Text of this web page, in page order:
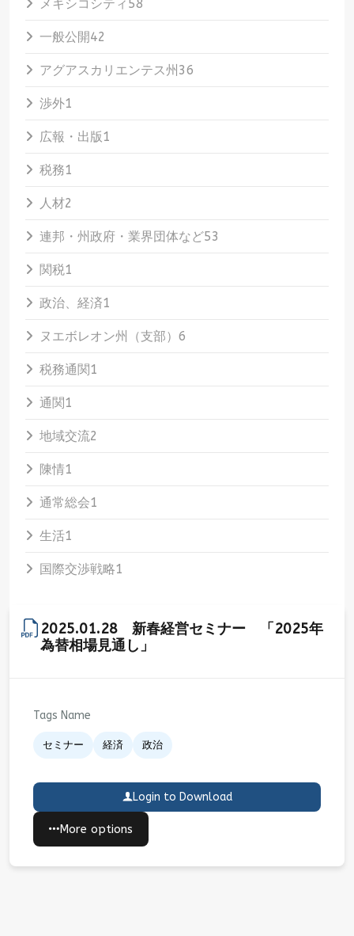
メキシコシティ 58
一般公開42
アグアスカリエンテス州 36
渉外1
広報・出版1
税務1
人材2
連邦・州政府・業界団体など53
関税1
政治、経済1
ヌエボレオン州（支部） 6
税務通関1
通関1
地域交流2
陳情1
通常総会1
生活1
国際交渉戦略1
2025.01.28 新春経営セミナー 「2025年
為替相場見通し」
Tags Name
セミナー 経済 政治
Login to Download
More options